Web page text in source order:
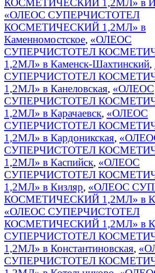
«ОЛЕОС СУПЕРЧИСТОТЕЛ
КОСМЕТИЧЕСКИЙ 1,2МЛ» в
Каменномостское, «ОЛЕОС
СУПЕРЧИСТОТЕЛ
1,2МЛ» в Каменск-Шахтинский,
СУПЕРЧИСТОТЕЛ
1,2МЛ» в Канеловская, «ОЛЕОС
СУПЕРЧИСТОТЕЛ
1,2МЛ» в Карачаевск, «ОЛЕОС
СУПЕРЧИСТОТЕЛ
1,2МЛ» в Кардоникская,
СУПЕРЧИСТОТЕЛ
1,2МЛ» в Каспийск, «ОЛЕОС
СУПЕРЧИСТОТЕЛ
1,2МЛ» в Кизляр, «ОЛЕОС
КОСМЕТИЧЕСКИЙ 1,2МЛ» в
«ОЛЕОС СУПЕРЧИСТОТЕЛ
КОСМЕТИЧЕСКИЙ 1,2МЛ» в
СУПЕРЧИСТОТЕЛ
1,2МЛ» в Константиновская,
СУПЕРЧИСТОТЕЛ